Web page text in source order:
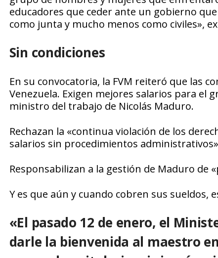
educadores que ceder ante un gobierno
como junta y mucho menos como civiles»,
Sin condiciones
En su convocatoria, la FVM reiteró que las
Venezuela. Exigen mejores salarios para el
ministro del trabajo de Nicolás Maduro.
Rechazan la «continua violación de los
salarios sin procedimientos
Responsabilizan a la gestión de Maduro de
Y es que aún y cuando cobren sus sueldos,
«El pasado 12 de enero, el
darle la bienvenida al maestro